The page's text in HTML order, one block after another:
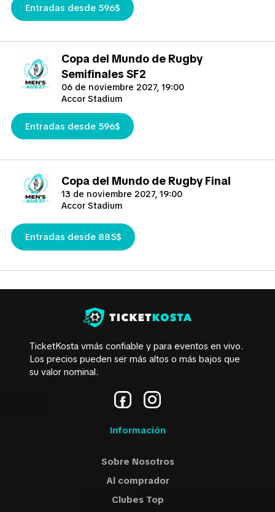
Entradas desde 596$
Copa del Mundo de Rugby
Semifinales SF2
06 de noviembre 2027, 19:00
Accor Stadium
Entradas desde 596$
Copa del Mundo de Rugby Final
13 de noviembre 2027, 19:00
Accor Stadium
Entradas desde 885$
TicketKosta vmás confiable y para eventos en vivo.
Los precios pueden ser más altos o más bajos que
su valor nominal.
Información
Sobre Nosotros
Al comprador
Clubes Top